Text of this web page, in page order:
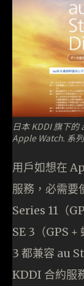
日本 KDDI 旗下
Apple Watch. 系
用戶如想在
服務，必需
Series 11（
SE 3（GPS
3 都兼容 au
KDDI 合約服